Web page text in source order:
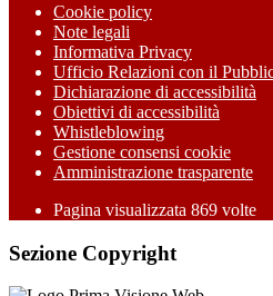
Cookie policy
Note legali
Informativa Privacy
Ufficio Relazioni con il
Dichiarazione di accessibilità
Obiettivi di accessibilità
Whistleblowing
Gestione consensi cookie
Amministrazione trasparente
Pagina visualizzata 869 volte
Sezione Copyright